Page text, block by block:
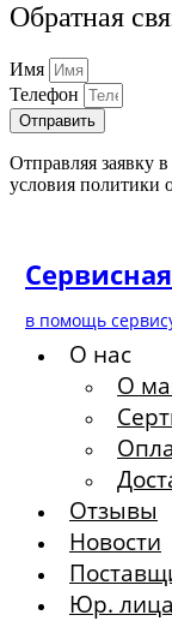
Обратная
Имя
Телефон
Отправить
Отправляя заявку
условия политики
в помощь
О нас
О
Отзывы
Новости
Юр.